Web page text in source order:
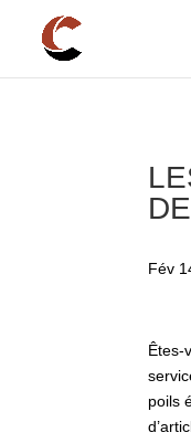
Fév
Êtes-
poils